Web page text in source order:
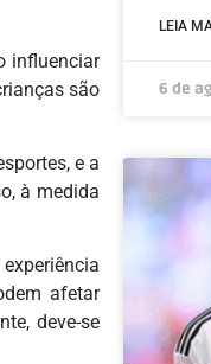
influenciar
são
e a
à medida
afetar
deve-se
LEIA
6 de